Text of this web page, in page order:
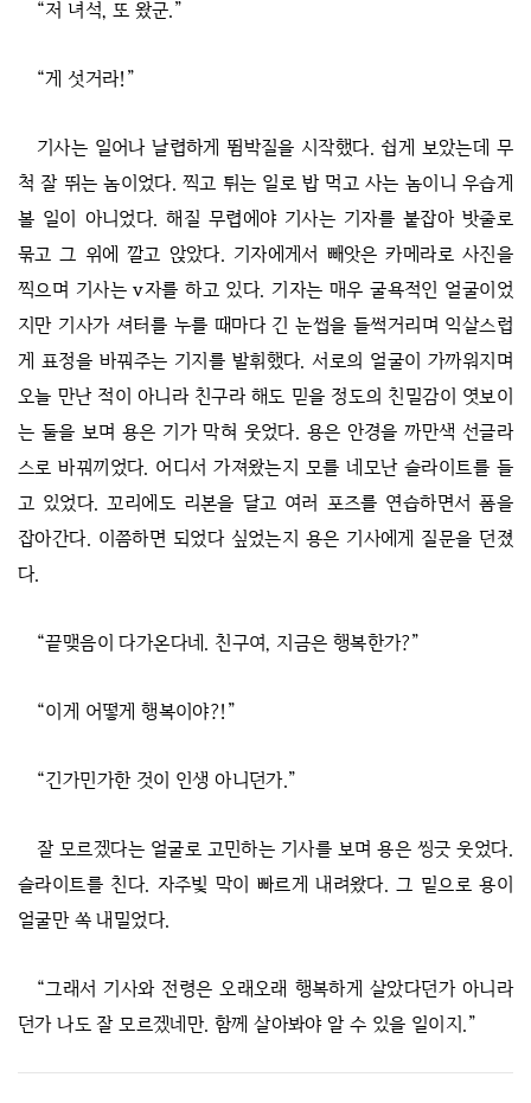
“저 녀석, 또 왔군.”
“게 섯거라!”
기사는 일어나 날렵하게 뜀박질을 시작했다. 쉽게 보았는데 무
척 잘 뛰는 놈이었다. 찍고 튀는 일로 밥 먹고 사는 놈이니 우습게
볼 일이 아니었다. 해질 무렵에야 기사는 기자를 붙잡아 밧줄로
묶고 그 위에 깔고 앉았다. 기자에게서 빼앗은 카메라로 사진을
찍으며 기사는 v자를 하고 있다. 기자는 매우 굴욕적인 얼굴이었
지만 기사가 셔터를 누를 때마다 긴 눈썹을 들썩거리며 익살스럽
게 표정을 바꿔주는 기지를 발휘했다. 서로의 얼굴이 가까워지며
오늘 만난 적이 아니라 친구라 해도 믿을 정도의 친밀감이 엿보이
는 둘을 보며 용은 기가 막혀 웃었다. 용은 안경을 까만색 선글라
스로 바꿔끼었다. 어디서 가져왔는지 모를 네모난 슬라이트를 들
고 있었다. 꼬리에도 리본을 달고 여러 포즈를 연습하면서 폼을
잡아간다. 이쯤하면 되었다 싶었는지 용은 기사에게 질문을 던졌
다.
“끝맺음이 다가온다네. 친구여, 지금은 행복한가?”
“이게 어떻게 행복이야?!”
“긴가민가한 것이 인생 아니던가.”
잘 모르겠다는 얼굴로 고민하는 기사를 보며 용은 씽긋 웃었다.
슬라이트를 친다. 자주빛 막이 빠르게 내려왔다. 그 밑으로 용이
얼굴만 쏙 내밀었다.
“그래서 기사와 전령은 오래오래 행복하게 살았다던가 아니라
던가 나도 잘 모르겠네만. 함께 살아봐야 알 수 있을 일이지.”